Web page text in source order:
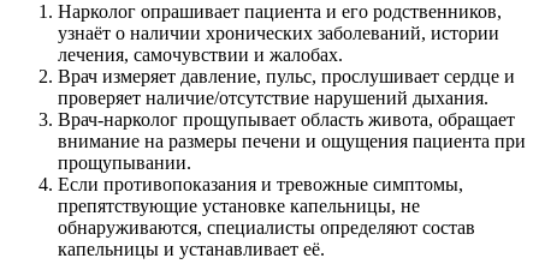
Нарколог опрашивает пациента и его родственников,
узнаёт о наличии хронических заболеваний, истории
лечения, самочувствии и жалобах.
Врач измеряет давление, пульс, прослушивает сердце и
проверяет наличие/отсутствие нарушений дыхания.
Врач-нарколог прощупывает область живота, обращает
внимание на размеры печени и ощущения пациента при
прощупывании.
Если противопоказания и тревожные симптомы,
препятствующие установке капельницы, не
обнаруживаются, специалисты определяют состав
капельницы и устанавливает её.